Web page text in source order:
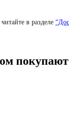
в разделе
покупают